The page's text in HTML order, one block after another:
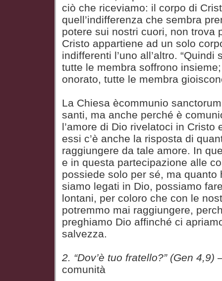
ciò che riceviamo: il corpo di
quell’indifferenza che sembra
potere sui nostri cuori, non trova
Cristo appartiene ad un solo
indifferenti l’uno all’altro.
tutte le membra soffrono
onorato, tutte le membra
La Chiesa ècommunio
santi, ma anche perché è
l’amore di Dio rivelatoci in Cristo
essi c’è anche la risposta di
raggiungere da tale amore. In
e in questa partecipazione alle
possiede solo per sé, ma quanto
siamo legati in Dio, possiamo
lontani, per coloro che con le
potremmo mai raggiungere,
preghiamo Dio affinché ci
salvezza.
2. “Dov’è tuo fratello?” (Gen 4,9)
comunità